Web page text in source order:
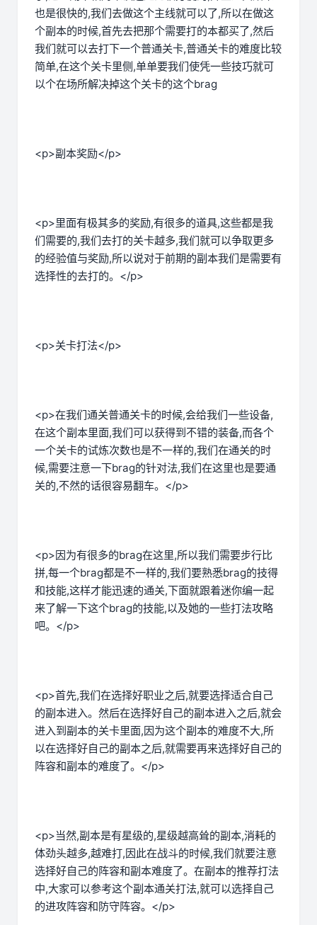
也是很快的,我们去做这个主线就可以了,所以在做这
个副本的时候,首先去把那个需要打的本都买了,然后
我们就可以去打下一个普通关卡,普通关卡的难度比较
简单,在这个关卡里侧,单单要我们使凭一些技巧就可
以个在场所解决掉这个关卡的这个brag
<p>副本奖励</p>
<p>里面有极其多的奖励,有很多的道具,这些都是我
们需要的,我们去打的关卡越多,我们就可以争取更多
的经验值与奖励,所以说对于前期的副本我们是需要有
选择性的去打的。</p>
<p>关卡打法</p>
<p>在我们通关普通关卡的时候,会给我们一些设备,
在这个副本里面,我们可以获得到不错的装备,而各个
一个关卡的试炼次数也是不一样的,我们在通关的时
候,需要注意一下brag的针对法,我们在这里也是要通
关的,不然的话很容易翻车。</p>
<p>因为有很多的brag在这里,所以我们需要步行比
拼,每一个brag都是不一样的,我们要熟悉brag的技得
和技能,这样才能迅速的通关,下面就跟着迷你编一起
来了解一下这个brag的技能,以及她的一些打法攻略
吧。</p>
<p>首先,我们在选择好职业之后,就要选择适合自己
的副本进入。然后在选择好自己的副本进入之后,就会
进入到副本的关卡里面,因为这个副本的难度不大,所
以在选择好自己的副本之后,就需要再来选择好自己的
阵容和副本的难度了。</p>
<p>当然,副本是有星级的,星级越高耸的副本,消耗的
体劲头越多,越难打,因此在战斗的时候,我们就要注意
选择好自己的阵容和副本难度了。在副本的推荐打法
中,大家可以参考这个副本通关打法,就可以选择自己
的进攻阵容和防守阵容。</p>